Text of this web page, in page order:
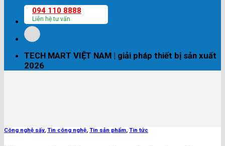
094 110 8888
Liên hệ tư vấn
TECH MART VIỆT NAM | giải pháp thiết bị sản xuất
2026
Công nghệ sấy, Tin công nghệ, Tin sản phẩm, Tin tức